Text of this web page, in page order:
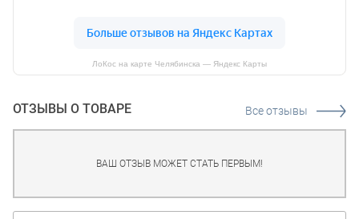
ЛоКос на карте Челябинска — Яндекс Карты
ОТЗЫВЫ О ТОВАРЕ Все отзывы
ВАШ ОТЗЫВ МОЖЕТ СТАТЬ ПЕРВЫМ!